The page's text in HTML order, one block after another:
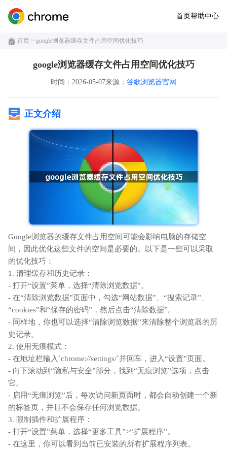
首页帮助中心
首页 > google浏览器缓存文件占用空间优化技巧
google浏览器缓存文件占用空间优化技巧
时间：2026-05-07来源： 谷歌浏览器官网
正文介绍
Google浏览器的缓存文件占用空间可能会影响电脑的存储空
间，因此优化这些文件的空间是必要的。以下是一些可以采取
的优化技巧：
1. 清理缓存和历史记录：
- 打开“设置”菜单，选择“清除浏览数据”。
- 在“清除浏览数据”页面中，勾选“网站数据”、“搜索记录”、
“cookies”和“保存的密码”，然后点击“清除数据”。
- 同样地，你也可以选择“清除浏览数据”来清除整个浏览器的历
史记录。
2. 使用无痕模式：
- 在地址栏输入`chrome://settings/`并回车，进入“设置”页面。
- 向下滚动到“隐私与安全”部分，找到“无痕浏览”选项，点击
它。
- 启用“无痕浏览”后，每次访问新页面时，都会自动创建一个新
的标签页，并且不会保存任何浏览数据。
3. 限制插件和扩展程序：
- 打开“设置”菜单，选择“更多工具”>“扩展程序”。
- 在这里，你可以看到当前已安装的所有扩展程序列表。